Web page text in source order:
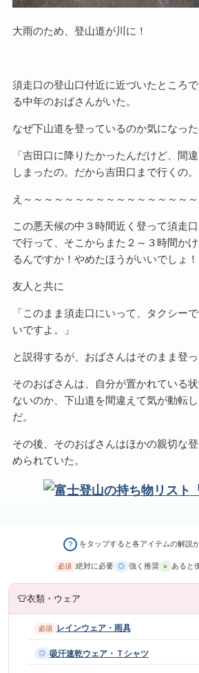
大雨のため、登山道が川に！
須走口の登山口付近に近づいたところ
る中年のおばさんがいた。
なぜ下山道を登っているのか気になった
「吉田口に降りたかったんだけど、間
しまったの。だから吉田口まで行くの。
え～～～～～～～～～～～～～～～～～
この悪天候の中３時間近く登って須走
で行って、そこからまた２～３時間か
るんですか！やめたほうがいいでしょ！
友人と共に
「このまま須走口にいって、タクシー
いですよ。」
と説得するが、おばさんはそのまま登っ
そのおばさんは、自分が置かれている
ないのか、下山道を間違えて気が動転
だ。
その後、そのおばさんはほかの親切な
められていた。
? をタップすると各アイテムの解説
必須 絶対に必要 ◎ 強く推奨 ○ あると
👕衣類・ウェア
必須 レインウェア・雨具
◎ 吸汗速乾ウェア・Ｔシャツ